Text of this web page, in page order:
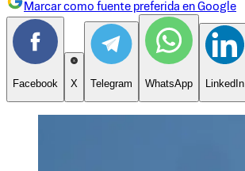
Marcar como fuente preferida en Google
Facebook X Telegram WhatsApp LinkedIn